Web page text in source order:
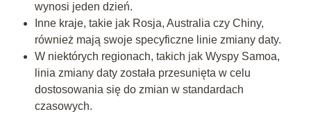
wynosi jeden dzień.
Inne kraje, takie jak Rosja, Australia czy Chiny,
również mają swoje specyficzne linie zmiany daty.
W niektórych regionach, takich jak Wyspy Samoa,
linia zmiany daty została przesunięta w celu
dostosowania się do zmian w standardach
czasowych.